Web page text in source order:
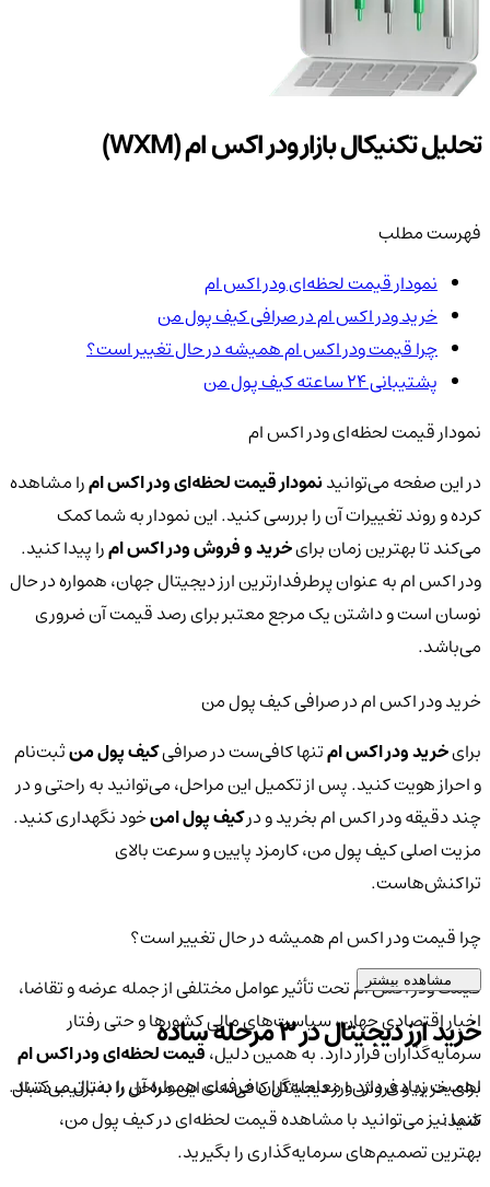
تحلیل تکنیکال بازار ودر اکس ام (WXM)
فهرست مطلب
نمودار قیمت لحظه‌ای ودر اکس ام
خرید ودر اکس ام در صرافی کیف پول من
چرا قیمت ودر اکس ام همیشه در حال تغییر است؟
پشتیبانی ۲۴ ساعته کیف پول من
نمودار قیمت لحظه‌ای ودر اکس ام
در این صفحه می‌توانیدنمودار قیمت لحظه‌ای ودر اکس امرا مشاهده
کرده و روند تغییرات آن را بررسی کنید. این نمودار به شما کمک
می‌کند تا بهترین زمان برایخرید و فروش ودر اکس امرا پیدا کنید.
ودر اکس ام به عنوان پرطرفدارترین ارز دیجیتال جهان، همواره در حال
نوسان است و داشتن یک مرجع معتبر برای رصد قیمت آن ضروری
می‌باشد.
خرید ودر اکس ام در صرافی کیف پول من
برایخرید ودر اکس امتنها کافی‌ست در صرافیکیف پول منثبت‌نام
و احراز هویت کنید. پس از تکمیل این مراحل، می‌توانید به راحتی و در
چند دقیقه ودر اکس ام بخرید و درکیف پول امنخود نگهداری کنید.
مزیت اصلی کیف پول من، کارمزد پایین و سرعت بالای
تراکنش‌هاست.
چرا قیمت ودر اکس ام همیشه در حال تغییر است؟
قیمت ودر اکس ام تحت تأثیر عوامل مختلفی از جمله عرضه و تقاضا،
اخبار اقتصادی جهان، سیاست‌های مالی کشورها و حتی رفتار
سرمایه‌گذاران قرار دارد. به همین دلیل،قیمت لحظه‌ای ودر اکس ام
اهمیت زیادی دارد و معامله‌گران حرفه‌ای همواره آن را دنبال می‌کنند.
شما نیز می‌توانید با مشاهده قیمت لحظه‌ای در کیف پول من،
بهترین تصمیم‌های سرمایه‌گذاری را بگیرید.
مشاهده بیشتر
خرید ارز دیجیتال در 3 مرحله ساده
برای خرید و فروش ارز دیجیتال کافی‌ست این مراحل را به‌ترتیب دنبال
کنید: